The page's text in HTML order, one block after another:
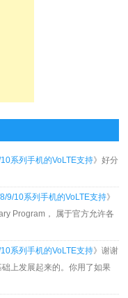
系列手机的VoLTE支持》好分
9/10系列手机的VoLTE支持》
Program， 属于官方允许各
系列手机的VoLTE支持》谢谢
上发展起来的。你用了如果